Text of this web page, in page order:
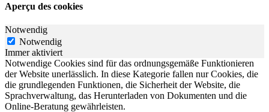
Aperçu des cookies
Notwendig
Notwendig
Immer aktiviert
Notwendige Cookies sind für das ordnungsgemäße Funktionieren
der Website unerlässlich. In diese Kategorie fallen nur Cookies, die
die grundlegenden Funktionen, die Sicherheit der Website, die
Sprachverwaltung, das Herunterladen von Dokumenten und die
Online-Beratung gewährleisten.